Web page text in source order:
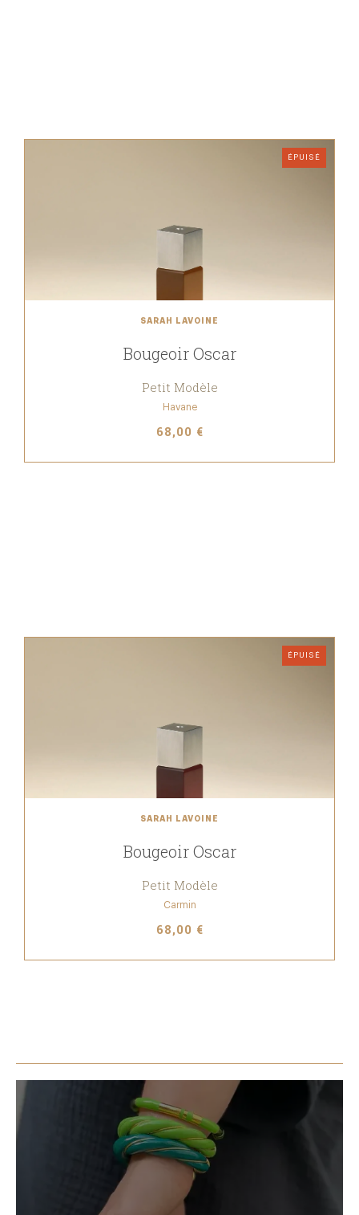
ÉPUISÉ
SARAH LAVOINE
Bougeoir Oscar
Petit Modèle
Havane
68,00 €
ÉPUISÉ
SARAH LAVOINE
Bougeoir Oscar
Petit Modèle
Carmin
68,00 €